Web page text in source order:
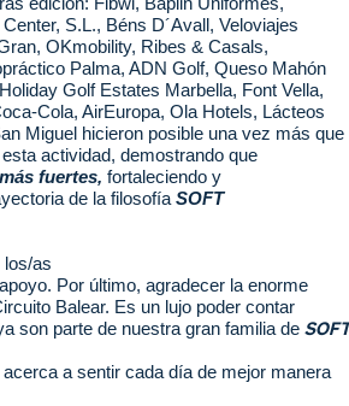
edición: Fibwi, Baplin Uniformes,
S.L., Béns D´Avall, Veloviajes
OKmobility, Ribes & Casals,
Palma, ADN Golf, Queso Mahón
Golf Estates Marbella, Font Vella,
Cola, AirEuropa, Ola Hotels, Lácteos
Miguel hicieron posible una vez más que
actividad, demostrando que
fuertes, fortaleciendo y
de la filosofíaSOFT
los/as
Por último, agradecer la enorme
Balear. Es un lujo poder contar
son parte de nuestra gran familia de SOFT
a sentir cada día de mejor manera